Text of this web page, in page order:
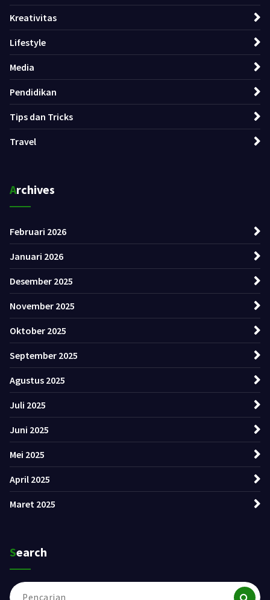
Kreativitas
Lifestyle
Media
Pendidikan
Tips dan Tricks
Travel
Archives
Februari 2026
Januari 2026
Desember 2025
November 2025
Oktober 2025
September 2025
Agustus 2025
Juli 2025
Juni 2025
Mei 2025
April 2025
Maret 2025
Search
Pencarian